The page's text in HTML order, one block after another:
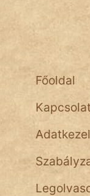
Főoldal
Kapcsolat